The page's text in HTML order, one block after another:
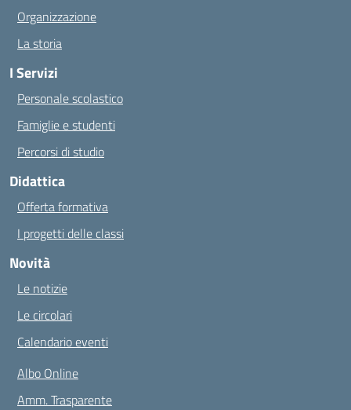
Organizzazione
La storia
I Servizi
Personale scolastico
Famiglie e studenti
Percorsi di studio
Didattica
Offerta formativa
I progetti delle classi
Novità
Le notizie
Le circolari
Calendario eventi
Albo Online
Amm. Trasparente